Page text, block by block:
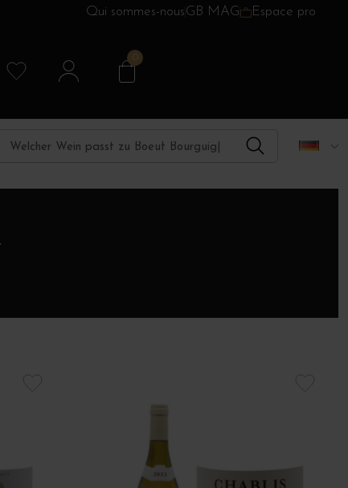
Qui sommes-nousGB MAG Espace pro
0